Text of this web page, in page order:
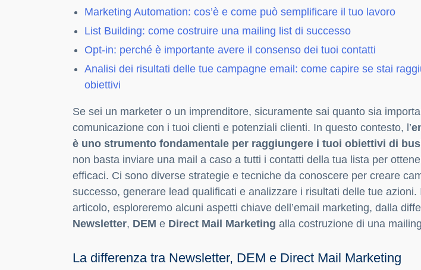
Marketing Automation: cos’è e come può semplificare il tuo lavoro
List Building: come costruire una mailing list di successo
Opt-in: perché è importante avere il consenso dei tuoi contatti
Analisi dei risultati delle tue campagne email: come capire se stai
obiettivi
Se sei un marketer o un imprenditore, sicuramente sai quanto sia
comunicazione con i tuoi clienti e potenziali clienti. In questo contesto, l’
è uno strumento fondamentale per raggiungere i tuoi obiettivi di
non basta inviare una mail a caso a tutti i contatti della tua lista per
efficaci. Ci sono diverse strategie e tecniche da conoscere per creare
successo, generare lead qualificati e analizzare i risultati delle tue azioni.
articolo, esploreremo alcuni aspetti chiave dell’email marketing, dalla
Newsletter, DEM e Direct Mail Marketing alla costruzione di una
La differenza tra Newsletter, DEM e Direct Mail Marketing